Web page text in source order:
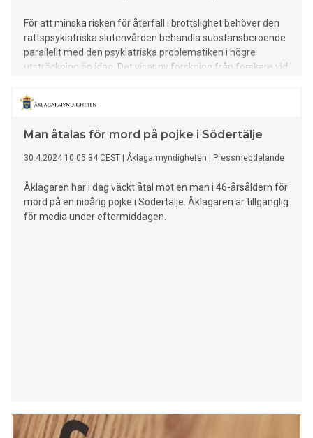
För att minska risken för återfall i brottslighet behöver den
rättspsykiatriska slutenvården behandla substansberoende
parallellt med den psykiatriska problematiken i högre
utsträckning än idag. Det visar ny forskning från forskare vid
Man åtalas för mord på pojke i Södertälje
30.4.2024 10:05:34 CEST Åklagarmyndigheten Pressmeddelande
Åklagaren har i dag väckt åtal mot en man i 46-årsåldern för
mord på en nioårig pojke i Södertälje. Åklagaren är tillgänglig
för media under eftermiddagen.